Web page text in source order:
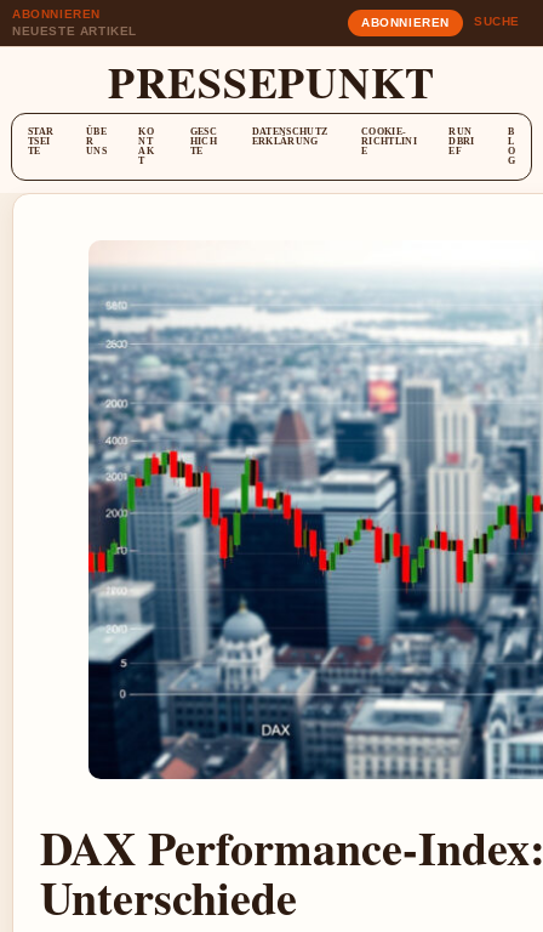
ABONNIEREN
NEUESTE ARTIKEL
ABONNIEREN SUCHE
PRESSEPUNKT
STAR
TSEI
TE
ÜBE
R
UNS
KO
NT
AK
T
GESC
HICH
TE
DATENSCHUTZ
ERKLÄRUNG
COOKIE-
RICHTLINI
E
RUN
DBRI
EF
B
L
O
G
DAX Performance-
Unterschiede